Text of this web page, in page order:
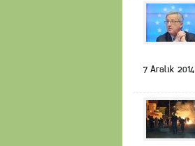
7 Aralık 2014